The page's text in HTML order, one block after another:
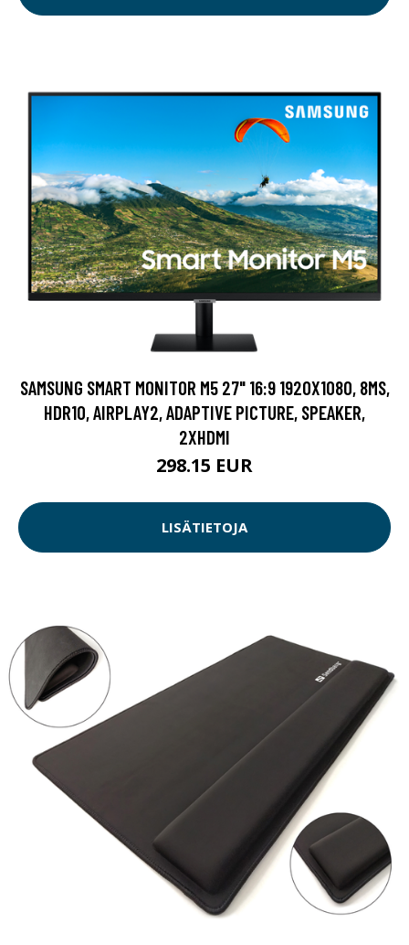
SAMSUNG SMART MONITOR M5 27" 16:9 1920X1080, 8MS,
HDR10, AIRPLAY2, ADAPTIVE PICTURE, SPEAKER,
2XHDMI
298.15 EUR
LISÄTIETOJA